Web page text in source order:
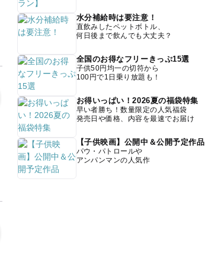
水分補給時は要注意！
直飲みしたペットボトル、
何日後まで飲んでも大丈夫？
全国のお得なフリーきっぷ15選
子供50円均一の切符から
100円で1日乗り放題も！
お得いっぱい！2026夏の福袋特集
早い者勝ち！数量限定の人気福袋
発売日や価格、内容を最速でお届け
【子供映画】公開中＆公開予定作品
パウ・パトロールや
アンパンマンの人気作